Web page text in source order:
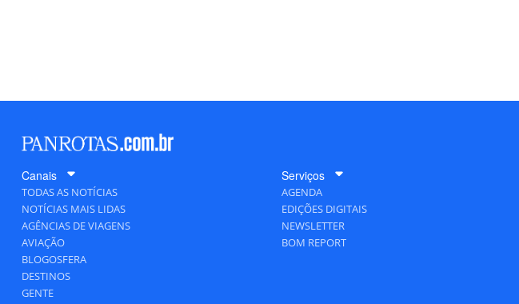
Canais
TODAS AS NOTÍCIAS
NOTÍCIAS MAIS LIDAS
AGÊNCIAS DE VIAGENS
AVIAÇÃO
BLOGOSFERA
DESTINOS
GENTE
Serviços
AGENDA
EDIÇÕES DIGITAIS
NEWSLETTER
BOM REPORT